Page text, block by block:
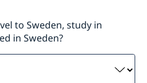
to Sweden, study in
in Sweden?